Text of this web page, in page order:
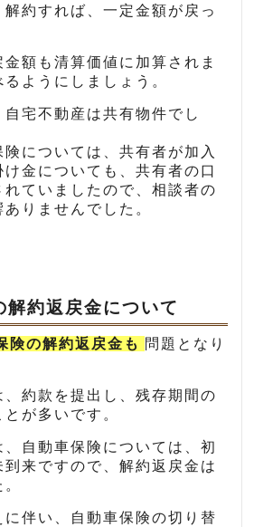
約すれば、一定金額が戻っ
額も清算価値に加算されま
ようにしましょう。
宅不動産は共有物件でし
については、共有者が加入
け金についても、共有者の口
れていましたので、相談者の
りませんでした。
解約返戻金について
険の解約返戻金も
問題となり
約款を提出し、残存期間の
が多いです。
自動車保険については、初
到来ですので、解約返戻金は
に伴い、自動車保険の切り替